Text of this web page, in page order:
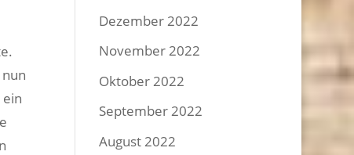
Dezember 2022
November 2022
Oktober 2022
September 2022
August 2022